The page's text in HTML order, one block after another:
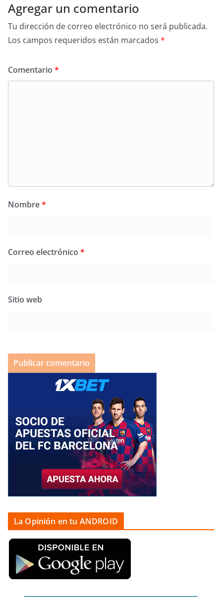
Agregar un comentario
Tu dirección de correo electrónico no será publicada.
Los campos requeridos están marcados *
Comentario *
Nombre*
Correo electrónico *
Sitio web
La Opinión en tu ANDROID